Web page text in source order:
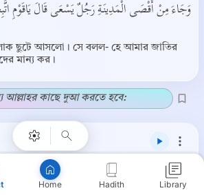
Home Hadith Library
وَجَاءَ مِنْ أَقْصَى الْمَدِينَةِ رَجُلٌ يَسْعَى قَالَ يَاقَوْمِ
ছুটে আসলো। সে বলল- হে আমার জাতির
মান্য কর।
আল্লাহর কাছে দুআ করতে হবে:
قَالَ رَبِّ اشْرَحْ لِي صَدْرِي ﴿٢٥﴾